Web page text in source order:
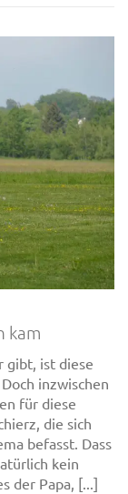
kam
gibt, ist diese
inzwischen
für diese
die sich
befasst. Dass
kein
der Papa, [...]